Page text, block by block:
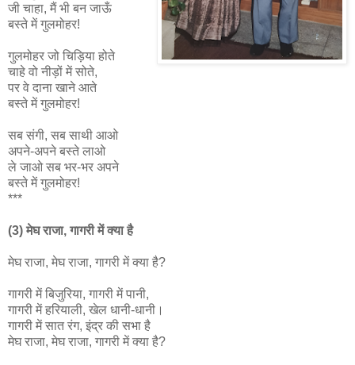
जी चाहा, मैं भी बन जाऊँ
बस्ते में गुलमोहर!
गुलमोहर जो चिड़िया होते
चाहे वो नीड़ों में सोते,
पर वे दाना खाने आते
बस्ते में गुलमोहर!
सब संगी, सब साथी आओ
अपने-अपने बस्ते लाओ
ले जाओ सब भर-भर अपने
बस्ते में गुलमोहर!
***
(3) मेघ राजा, गागरी में क्या है
मेघ राजा, मेघ राजा, गागरी में क्या है?
गागरी में बिजुरिया, गागरी में पानी,
गागरी में हरियाली, खेल धानी-धानी।
गागरी में सात रंग, इंद्र की सभा है
मेघ राजा, मेघ राजा, गागरी में क्या है?